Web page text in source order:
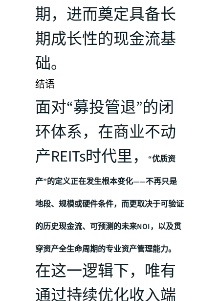
期，进而奠定具备长
期成长性的现金流基
础。
结语
面对“募投管退”的闭
环体系，在商业不动
产REITs时代里，
“优质资
产”的定义正在发生根本变化——不再只是
地段、规模或硬件条件，而更取决于可验证
的历史现金流、可预测的未来NOI，以及贯
穿资产全生命周期的专业资产管理能力。
在这一逻辑下，唯有
通过持续优化收入端